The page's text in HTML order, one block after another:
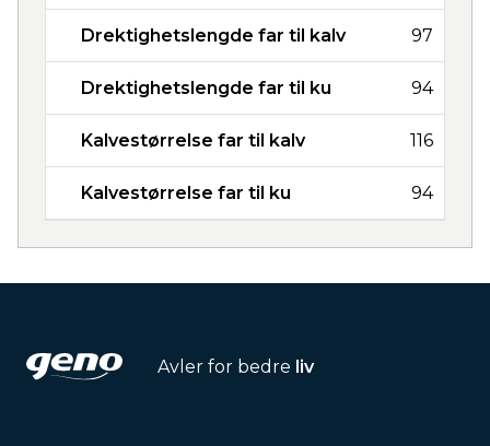
Drektighetslengde far til kalv 97
Drektighetslengde far til ku 94
Kalvestørrelse far til kalv 116
Kalvestørrelse far til ku 94
Avler for bedre liv